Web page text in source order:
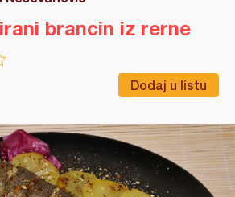
Dodaj u listu
brancin iz rerne